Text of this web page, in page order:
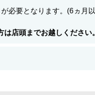
必要となります。(6ヵ月
店頭までお越しください。